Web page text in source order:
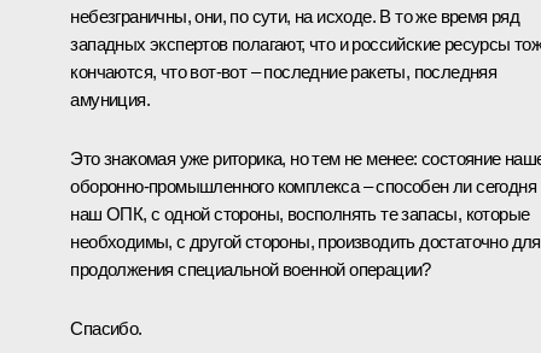
небезграничны, они, по сути, на исходе. В то же время ряд
западных экспертов полагают, что и российские ресурсы
кончаются, что вот-вот – последние ракеты, последняя
амуниция.
Это знакомая уже риторика, но тем не менее: состояние
оборонно-промышленного комплекса – способен ли сегодня
наш ОПК, с одной стороны, восполнять те запасы, которые
необходимы, с другой стороны, производить достаточно для
продолжения специальной военной операции?
Спасибо.